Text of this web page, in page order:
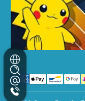
Betalingsmethoden